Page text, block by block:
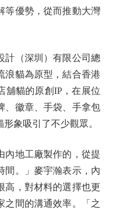
等優勢，從而推動大灣
（深圳）有限公司總
浪貓為原型，結合香港
舖貓的原創IP，在展位
、徽章、手袋、手拿包
象吸引了不少觀眾。
地工廠製作的，從提
間。」麥宇瀚表示，內
高，對材料的選擇也更
之間的溝通效率。「之